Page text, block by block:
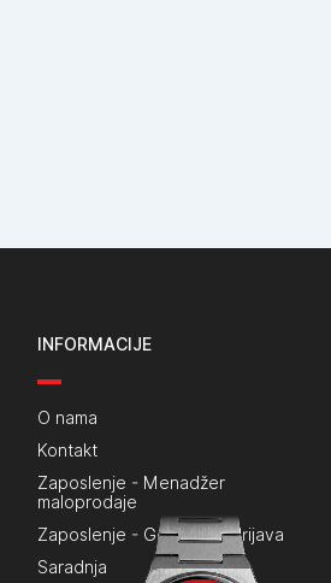
INFORMACIJE
O nama
Kontakt
Zaposlenje - Menadžer
maloprodaje
Zaposlenje - Generalna prijava
Saradnja